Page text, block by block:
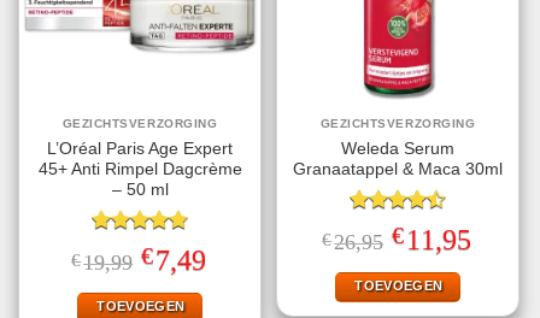
GEZICHTSVERZORGING
L’Oréal Paris Age Expert
45+ Anti Rimpel Dagcrème
– 50 ml
Gewaardeerd
4.80uit 5
€19,99 Oorspronkelijke
prijs
was:
€19,99.
€7,49Huidige
prijs
TOEVOEGEN
GEZICHTSVERZORGING
Weleda Serum
Granaatappel & Maca 30ml
Gewaardeerd
4.50uit 5
€26,95 Oorspronkelijke
prijs
was:
€26,95.
€11,95prijs
TOEVOEGEN